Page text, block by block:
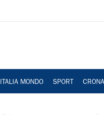
ITALIA MONDO SPORT